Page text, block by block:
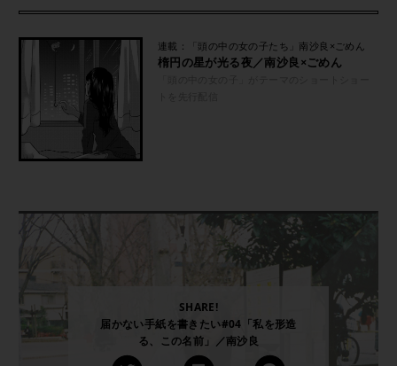
連載：「頭の中の女の子たち」南沙良×ごめん
楕円の星が光る夜／南沙良×ごめん
SHARE!
届かない手紙を書きたい#04「私を形造
る、この名前」／南沙良